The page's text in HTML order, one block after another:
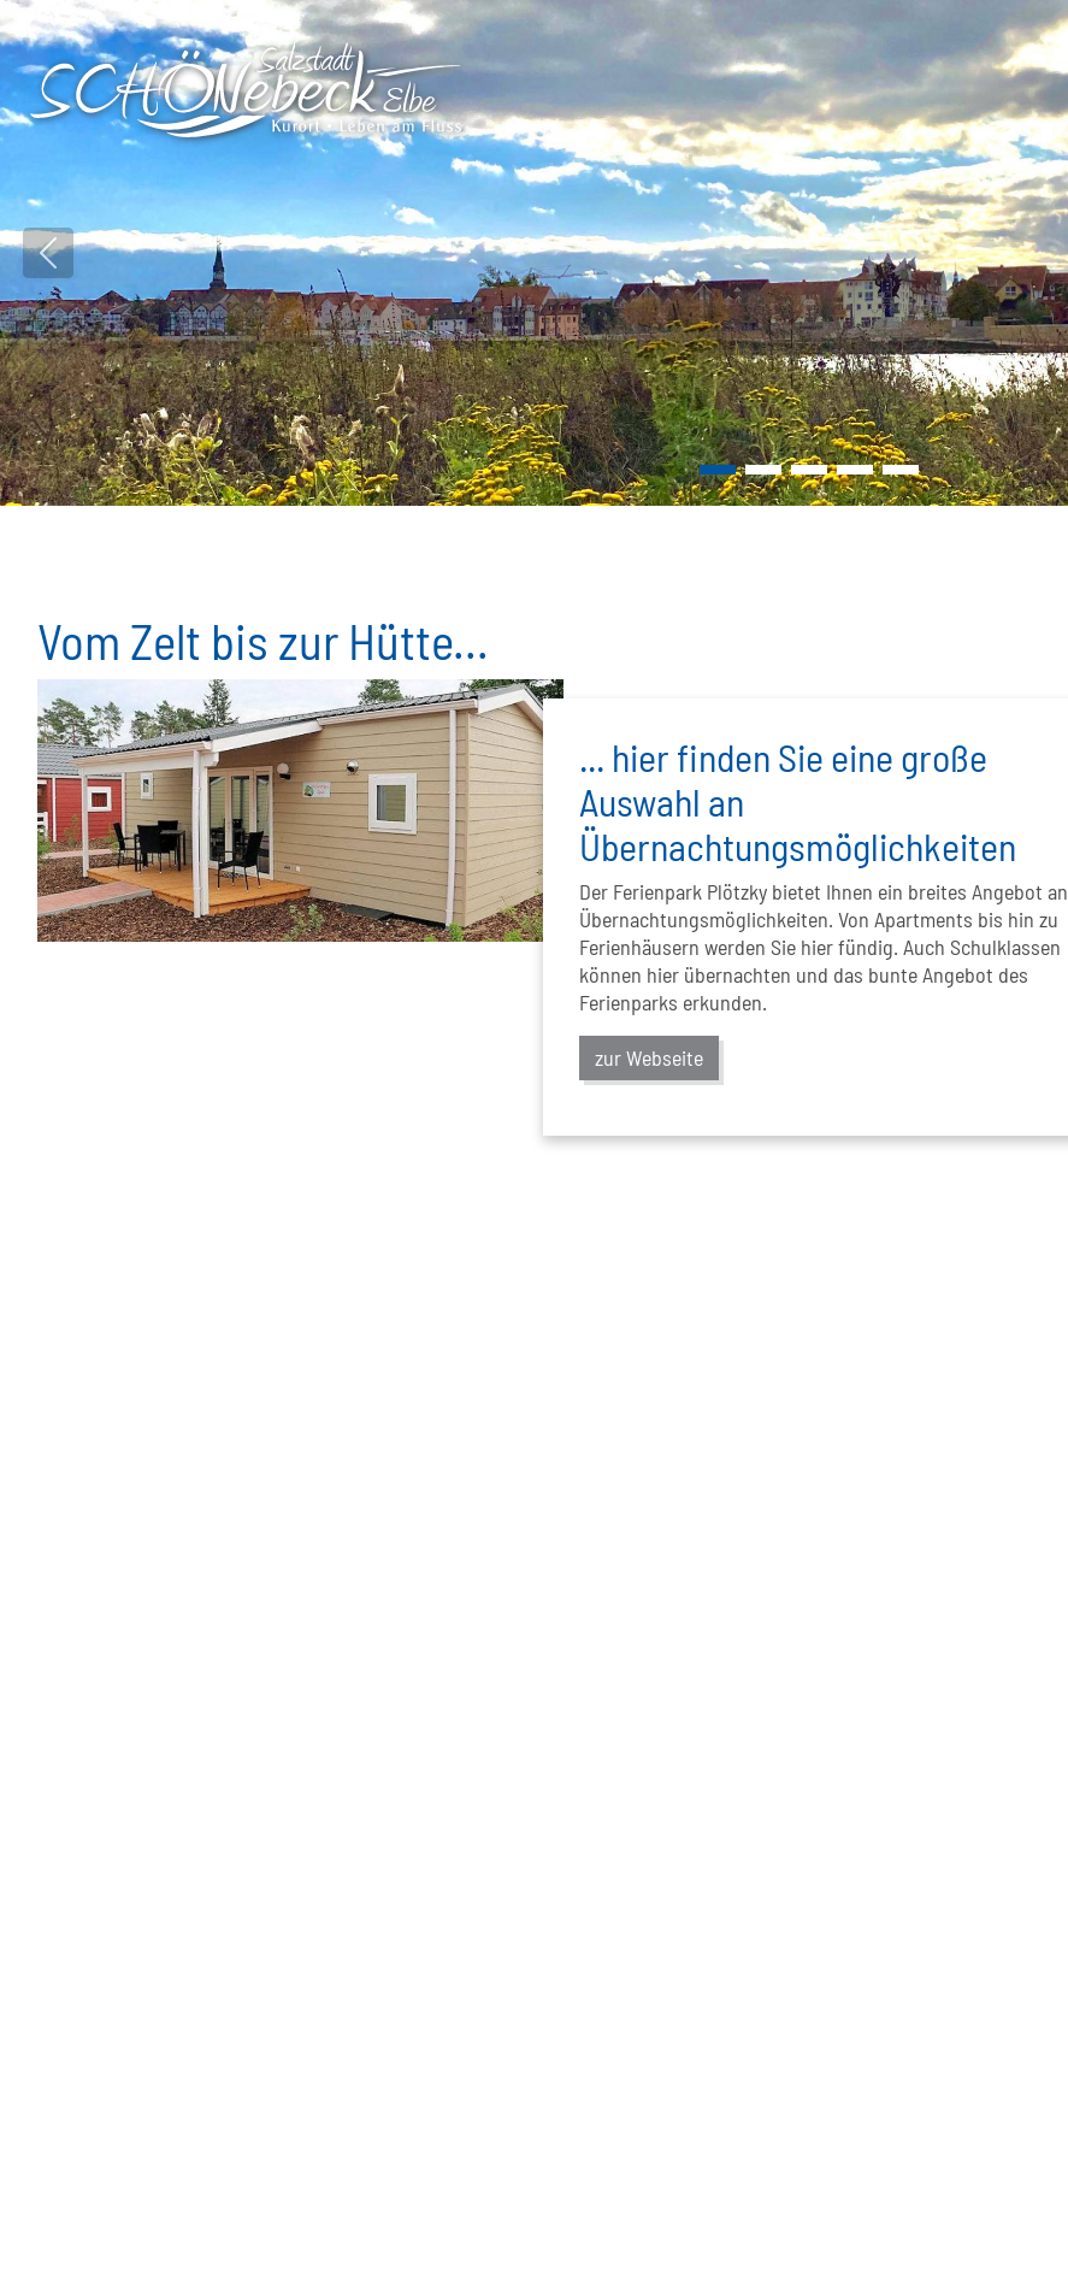
Vorheriges Bild
Vom Zelt bis zur Hütte...
... hier finden Sie eine große
Auswahl an
Übernachtungsmöglichkeiten
Der Ferienpark Plötzky bietet Ihnen ein breites Angebot an
Übernachtungsmöglichkeiten. Von Apartments bis hin zu
Ferienhäusern werden Sie hier fündig. Auch Schulklassen
können hier übernachten und das bunte Angebot des
Ferienparks erkunden.
zur Webseite